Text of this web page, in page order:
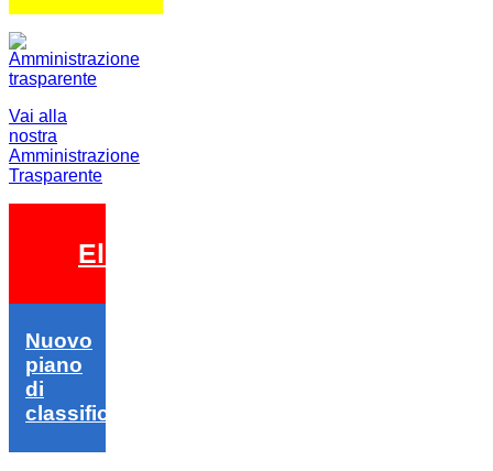
Vai alla
nostra
Amministrazione
Trasparente
Elezioni 2026
Nuovo
piano
di
classifica